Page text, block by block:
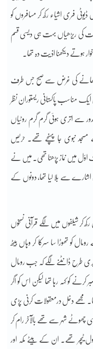
فری اشیاء رکھ کر مسافروں کو
کی ریڑھیاں بہت ہی دیسی قسم
ہوتے دیکھنا اذیت دہ تھا۔
کھانے کی غرض سے صبح جس طرف
مناسب پاکستانی ریستوران نظر
سے اتری ہوئی گرم گرم روٹیاں
مسجد نبوی جا پہنچے تھے۔ حریص
میں نماز پڑھنا تھی۔ میں نے
اشارے سے بلا لیا تھا، دونوں کے
کر شیلفوں میں لگے قرآنی نسخوں
کو تھوڑا سا سرکا کر وہاں بیٹھ
بری طرح ڈانٹنے لگے کہ جب رومال
کرنے کو کہہ رہا تھا لیکن اس کو اگر
مجھے دخل درمعقولات کرنی پڑی
چھوٹے شہر سے تھے بالآخر رام کر
ٹیچر تھے۔ ان کے بیٹے مکہ اور